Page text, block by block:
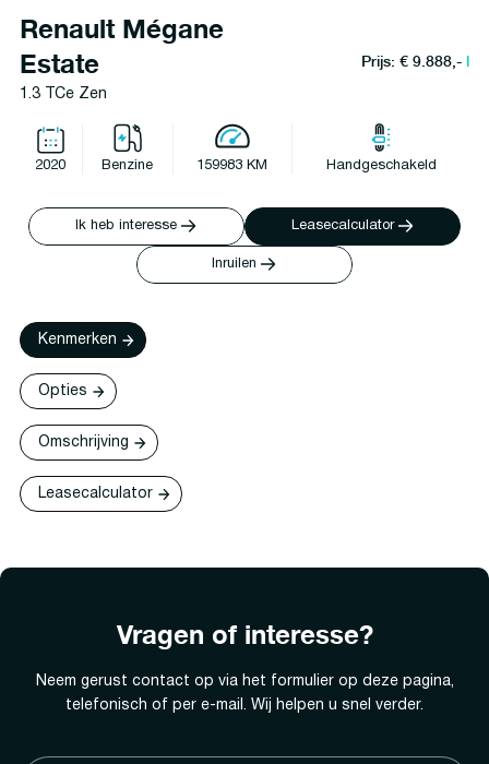
Renault Mégane
Estate
1.3 TCe Zen
Prijs: € 9.888,-l
2020 Benzine 159983 KM Handgeschakeld
Ik heb interesse Leasecalculator
Inruilen
Kenmerken
Opties
Omschrijving
Leasecalculator
Vragen of interesse?
Neem gerust contact op via het formulier op deze pagina,
telefonisch of per e-mail. Wij helpen u snel verder.